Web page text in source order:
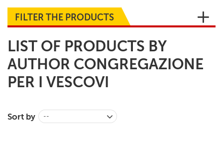
POPE
+
VATICAN
CHURCH
WORLD
MAGAZINES
FILTER THE PRODUCTS
LIST OF PRODUCTS BY
AUTHOR CONGREGAZIONE
PER I VESCOVI
Sort by --